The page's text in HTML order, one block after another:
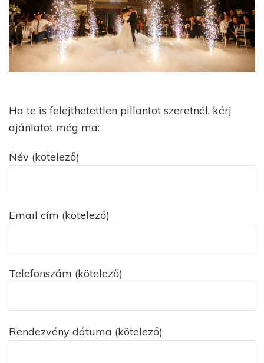
Ha te is felejthetettlen pillantot szeretnél, kérj
ajánlatot még ma:
Név (kötelező)
Email cím (kötelező)
Telefonszám (kötelező)
Rendezvény dátuma (kötelező)